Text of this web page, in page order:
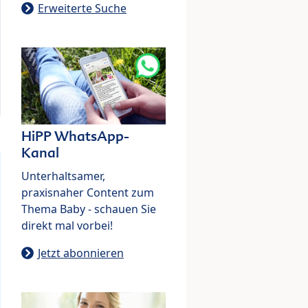
Erweiterte Suche
HiPP WhatsApp-
Kanal
Unterhaltsamer,
praxisnaher Content zum
Thema Baby - schauen Sie
direkt mal vorbei!
Jetzt abonnieren